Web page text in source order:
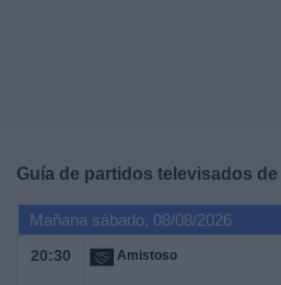
Guía de partidos televisados de
Mañana sábado, 08/08/2026
20:30 Amistoso
Noticias